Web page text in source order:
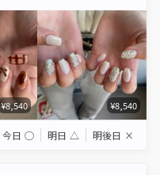
¥8,540 ¥8,540
今日 ◯ 明日 △ 明後日 ×